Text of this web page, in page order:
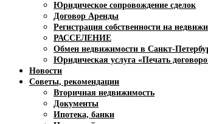
Юридическое сопровождение сделок
Договор Аренды
Регистрация собственности на
РАССЕЛЕНИЕ
Обмен недвижимости в Санкт-
Юридическая услуга «Печать
Новости
Советы, рекомендации
Вторичная недвижимость
Документы
Ипотека, банки